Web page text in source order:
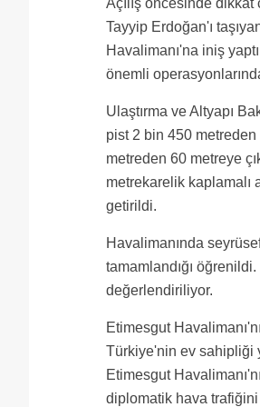
Açılış öncesinde
Tayyip Erdoğan'ı
Havalimanı'na iniş
önemli
Ulaştırma ve Altyapı
pist 2 bin 450 metreden
metreden 60 metreye
metrekarelik kaplamalı
getirildi.
Havalimanında
tamamlandığı
değerlendiriliyor.
Etimesgut
Türkiye'nin ev sahipliği
Etimesgut
diplomatik hava